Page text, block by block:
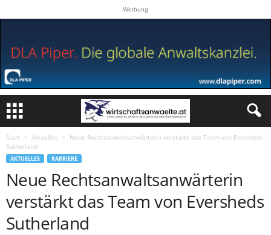
Werbung
Start Aktuelles
Neue Rechtsanwaltsanwärterin verstärkt das Team von Eversheds
Sutherland
AKTUELLES KARRIERE
Neue Rechtsanwaltsanwärterin
verstärkt das Team von Eversheds
Sutherland